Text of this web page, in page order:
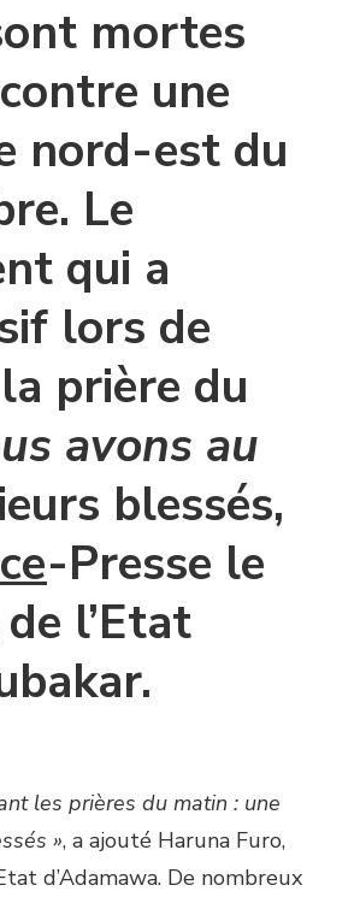
mortes
une
nord-est du
Le
qui a
lors de
prière du
avons au
blessés,
-Presse le
de l’Etat
les prières du matin : une
», a ajouté Haruna Furo,
d’Adamawa. De nombreux